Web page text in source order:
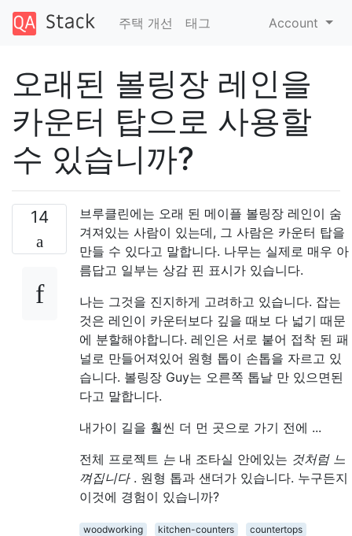
주택 개선 태그 Account
오래된 볼링장 레인을
카운터 탑으로 사용할
수 있습니까?
14
브루클린에는 오래 된 메이플 볼링장 레인이 숨
겨져있는 사람이 있는데, 그 사람은 카운터 탑을
만들 수 있다고 말합니다. 나무는 실제로 매우 아
름답고 일부는 상감 핀 표시가 있습니다.
나는 그것을 진지하게 고려하고 있습니다. 잡는
것은 레인이 카운터보다 깊을 때보 다 넓기 때문
에 분할해야합니다. 레인은 서로 붙어 접착 된 패
널로 만들어져있어 원형 톱이 손톱을 자르고 있
습니다. 볼링장 Guy는 오른쪽 톱날 만 있으면된
다고 말합니다.
내가이 길을 훨씬 더 먼 곳으로 가기 전에 ...
전체 프로젝트 는 내 조타실 안에있는 것처럼 느
껴집니다. 원형 톱과 샌더가 있습니다. 누구든지
이것에 경험이 있습니까?
woodworking kitchen-counters
countertops